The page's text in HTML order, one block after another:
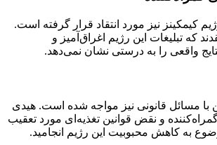
کیمکینز نیز مورد انتقاد قرار گرفته است.
که تبلیغات این رژیم اغراق‌آمیز و
واقعی را به درستی نشان نمی‌دهد.
با مسائل قانونی نیز مواجه شده است. هیدی
گمراه‌کننده و نقض قوانین تغذیه‌ای مورد تعقیب
به کاهش محبوبیت این رژیم انجامید.